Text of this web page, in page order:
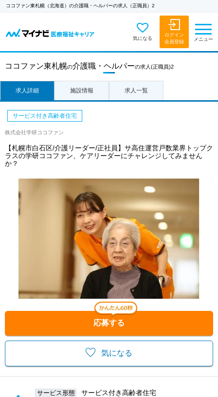
ココファン東札幌（北海道）の介護職・ヘルパーの求人（正職員）2
気になる
ログイン
会員登録
メニュー
ココファン東札幌の介護職・ヘルパーの求人 (正職員)2
求人詳細 施設情報 求人一覧
気になる
応募する
サービス付き高齢者住宅
株式会社学研ココファン
【札幌市白石区/介護リーダー/正社員】サ高住運営戸数業界トップク
ラスの学研ココファン、ケアリーダーにチャレンジしてみません
か？
サービス形態 サービス付き高齢者住宅